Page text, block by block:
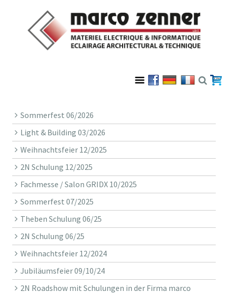
Sommerfest 06/2026
Light & Building 03/2026
Weihnachtsfeier 12/2025
2N Schulung 12/2025
Fachmesse / Salon GRIDX 10/2025
Sommerfest 07/2025
Theben Schulung 06/25
2N Schulung 06/25
Weihnachtsfeier 12/2024
Jubiläumsfeier 09/10/24
2N Roadshow mit Schulungen in der Firma marco